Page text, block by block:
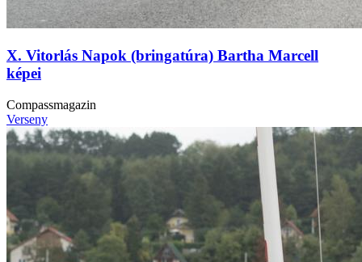
X. Vitorlás Napok (bringatúra) Bartha Marcell
képei
Compassmagazin
Verseny